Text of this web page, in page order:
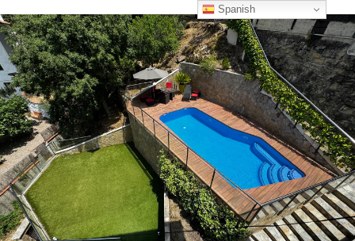
Spanish